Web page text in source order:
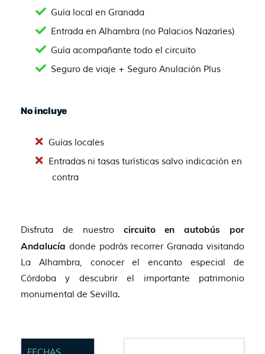
Guía local en Granada
Entrada en Alhambra (no Palacios Nazaríes)
Guía acompañante todo el circuito
Seguro de viaje + Seguro Anulación Plus
No incluye
Guías locales
Entradas ni tasas turísticas salvo indicación en
contra
Disfruta de nuestro circuito en autobús por
Andalucía donde podrás recorrer Granada visitando
La Alhambra, conocer el encanto especial de
Córdoba y descubrir el importante patrimonio
monumental de Sevilla.